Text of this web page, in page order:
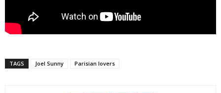
TAGS Joel Sunny Parisian lovers